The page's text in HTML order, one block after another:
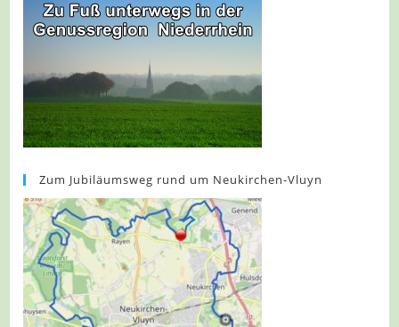
Zum Jubiläumsweg rund um Neukirchen-Vluyn